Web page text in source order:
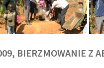
BIERZMOWANIE Z